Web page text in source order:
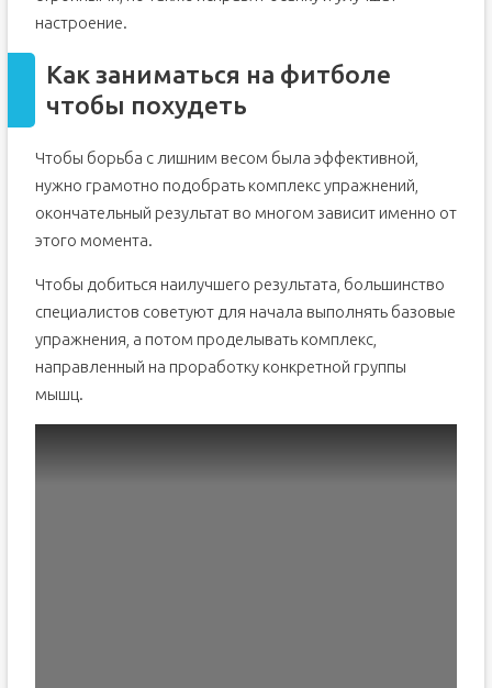
настроение.
Как заниматься на фитболе
чтобы похудеть
Чтобы борьба с лишним весом была эффективной,
нужно грамотно подобрать комплекс упражнений,
окончательный результат во многом зависит именно от
этого момента.
Чтобы добиться наилучшего результата, большинство
специалистов советуют для начала выполнять базовые
упражнения, а потом проделывать комплекс,
направленный на проработку конкретной группы
мышц.